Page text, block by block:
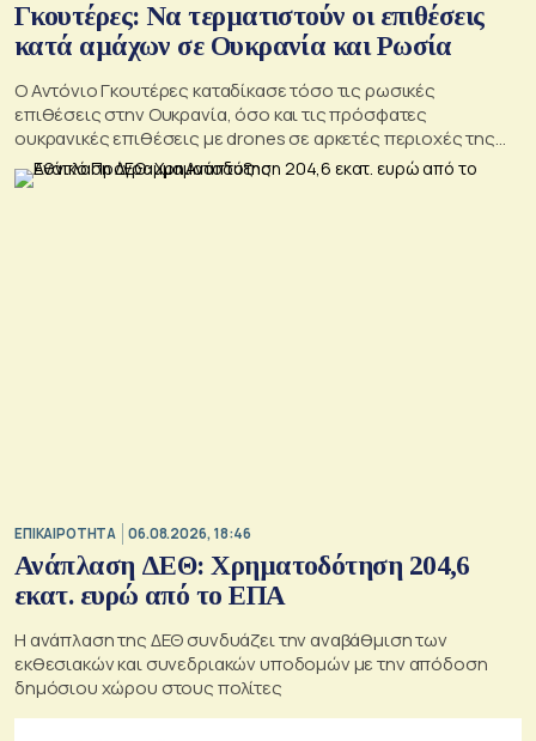
Γκουτέρες: Να τερματιστούν οι επιθέσεις
κατά αμάχων σε Ουκρανία και Ρωσία
Ο Αντόνιο Γκουτέρες καταδίκασε τόσο τις ρωσικές
επιθέσεις στην Ουκρανία, όσο και τις πρόσφατες
ουκρανικές επιθέσεις με drones σε αρκετές περιοχές της
Ρωσίας, οι οποίες προκάλεσαν απώλειες μεταξύ αμάχων και
ζημιές σε μη στρατιωτικές υποδομές.
ΕΠΙΚΑΙΡΟΤΗΤΑ 06.08.2026, 18:46
Ανάπλαση ΔΕΘ: Χρηματοδότηση 204,6
εκατ. ευρώ από το ΕΠΑ
Η ανάπλαση της ΔΕΘ συνδυάζει την αναβάθμιση των
εκθεσιακών και συνεδριακών υποδομών με την απόδοση
δημόσιου χώρου στους πολίτες